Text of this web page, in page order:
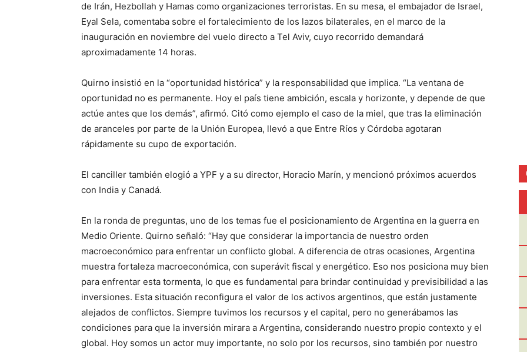
de Irán, Hezbollah y Hamas como organizaciones terroristas. En su mesa, el embajador de Israel,
Eyal Sela, comentaba sobre el fortalecimiento de los lazos bilaterales, en el marco de la
inauguración en noviembre del vuelo directo a Tel Aviv, cuyo recorrido demandará
aproximadamente 14 horas.
Quirno insistió en la “oportunidad histórica” y la responsabilidad que implica. “La ventana de
oportunidad no es permanente. Hoy el país tiene ambición, escala y horizonte, y depende de que
actúe antes que los demás”, afirmó. Citó como ejemplo el caso de la miel, que tras la eliminación
de aranceles por parte de la Unión Europea, llevó a que Entre Ríos y Córdoba agotaran
rápidamente su cupo de exportación.
El canciller también elogió a YPF y a su director, Horacio Marín, y mencionó próximos acuerdos
con India y Canadá.
En la ronda de preguntas, uno de los temas fue el posicionamiento de Argentina en la guerra en
Medio Oriente. Quirno señaló: “Hay que considerar la importancia de nuestro orden
macroeconómico para enfrentar un conflicto global. A diferencia de otras ocasiones, Argentina
muestra fortaleza macroeconómica, con superávit fiscal y energético. Eso nos posiciona muy bien
para enfrentar esta tormenta, lo que es fundamental para brindar continuidad y previsibilidad a las
inversiones. Esta situación reconfigura el valor de los activos argentinos, que están justamente
alejados de conflictos. Siempre tuvimos los recursos y el capital, pero no generábamos las
condiciones para que la inversión mirara a Argentina, considerando nuestro propio contexto y el
global. Hoy somos un actor muy importante, no solo por los recursos, sino también por nuestro